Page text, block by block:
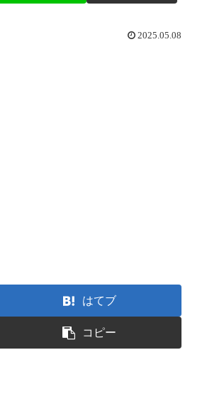
2025.05.08
はてブ
コピー